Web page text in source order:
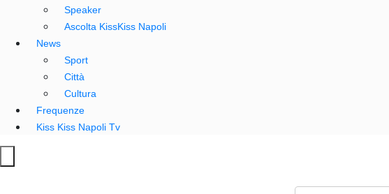
Speaker
Ascolta KissKiss Napoli
News
Sport
Città
Cultura
Frequenze
Kiss Kiss Napoli Tv